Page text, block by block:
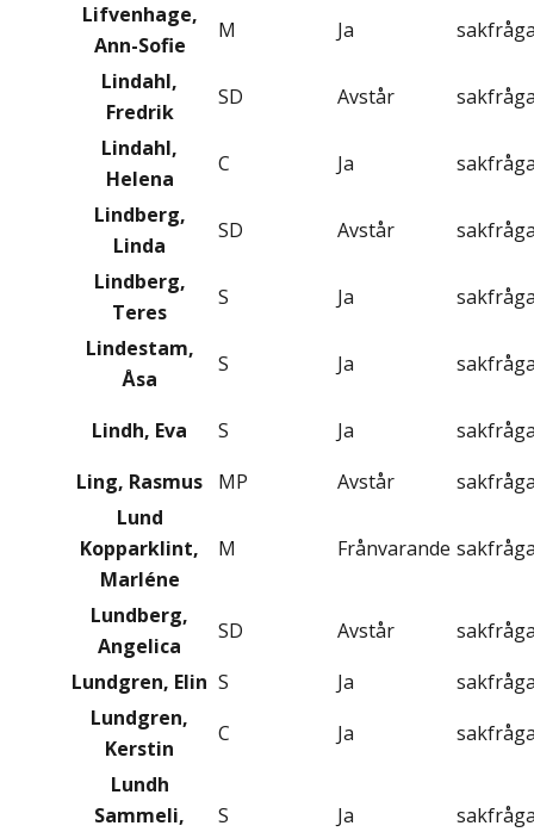
Lifvenhage,
Ann-Sofie
M Ja
Lindahl,
Fredrik
SD Avstår
Lindahl,
Helena
C Ja
Lindberg,
Linda
SD Avstår
Lindberg,
Teres
S Ja
Lindestam,
Åsa
S Ja
Lindh, Eva S Ja
Ling, Rasmus
MP Avstår
Lund
Kopparklint,
Marléne
M Frånvarande
Lundberg,
Angelica
SD Avstår
Lundgren, Elin S Ja
Lundgren,
Kerstin
C Ja
Lundh
Sammeli,
S Ja